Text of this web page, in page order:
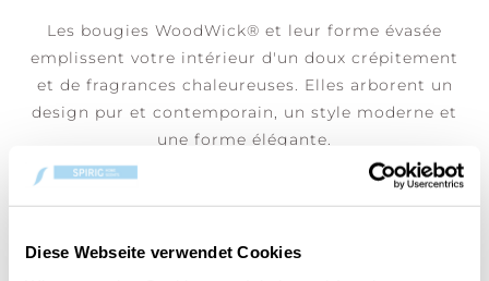
Diese Webseite verwendet Cookies
Les bougies WoodWick® et leur forme évasée
emplissent votre intérieur d'un doux crépitement
et de fragrances chaleureuses. Elles arborent un
design pur et contemporain, un style moderne et
une forme élégante.